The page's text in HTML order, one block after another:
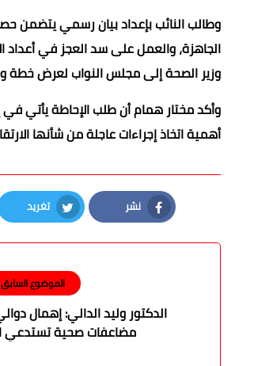
وطالب النائب بإعداد بيان رسمي يتضمن
الجاهزة، والعمل على سد العجز في أعداد
وزير الصحة إلى مجلس النواب لعرض خطة
وأكد مختار همام أن طلب الإحاطة يأتي
أهمية اتخاذ إجراءات عاجلة من شأنها
نشر
Facebook
تغريد
Twitter
الموضوع السابق
الدكتور وليد الدالي: إهمال
مضاعفات صحية تستدعي